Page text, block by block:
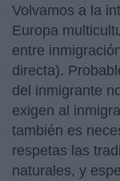
Volvamos a la
Europa
entre
directa).
del inmigrante
exigen al
también es
respetas las
naturales, y